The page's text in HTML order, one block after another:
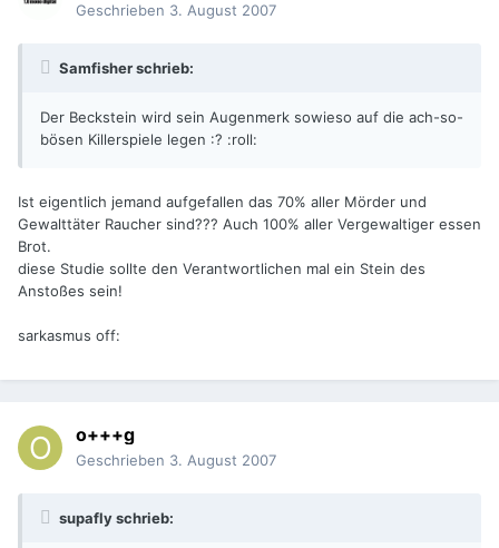
Geschrieben 3. August 2007
Samfisher schrieb:
Der Beckstein wird sein Augenmerk sowieso auf die ach-so-
bösen Killerspiele legen :? :roll:
Ist eigentlich jemand aufgefallen das 70% aller Mörder und
Gewalttäter Raucher sind??? Auch 100% aller Vergewaltiger essen
Brot.
diese Studie sollte den Verantwortlichen mal ein Stein des
Anstoßes sein!
sarkasmus off:
o+++g
Geschrieben 3. August 2007
supafly schrieb: